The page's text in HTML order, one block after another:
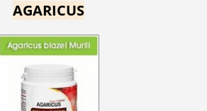
AGARICUS